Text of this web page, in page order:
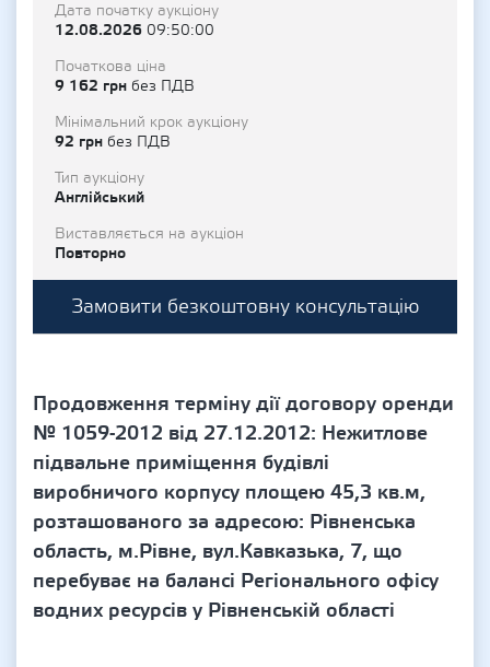
Дата початку аукціону
12.08.2026 09:50:00
Початкова ціна
9 162 грн без ПДВ
Мінімальний крок аукціону
92 грн без ПДВ
Тип аукціону
Англійський
Виставляється на аукціон
Повторно
Замовити безкоштовну консультацію
Продовження терміну дії договору оренди
№ 1059-2012 від 27.12.2012: Нежитлове
підвальне приміщення будівлі
виробничого корпусу площею 45,3 кв.м,
розташованого за адресою: Рівненська
область, м.Рівне, вул.Кавказька, 7, що
перебуває на балансі Регіонального офісу
водних ресурсів у Рівненській області